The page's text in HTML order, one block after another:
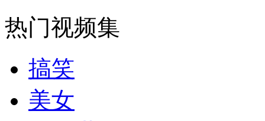
走！跟着总书记去植树
消防员救轻生者
热门视频集
搞笑
美女